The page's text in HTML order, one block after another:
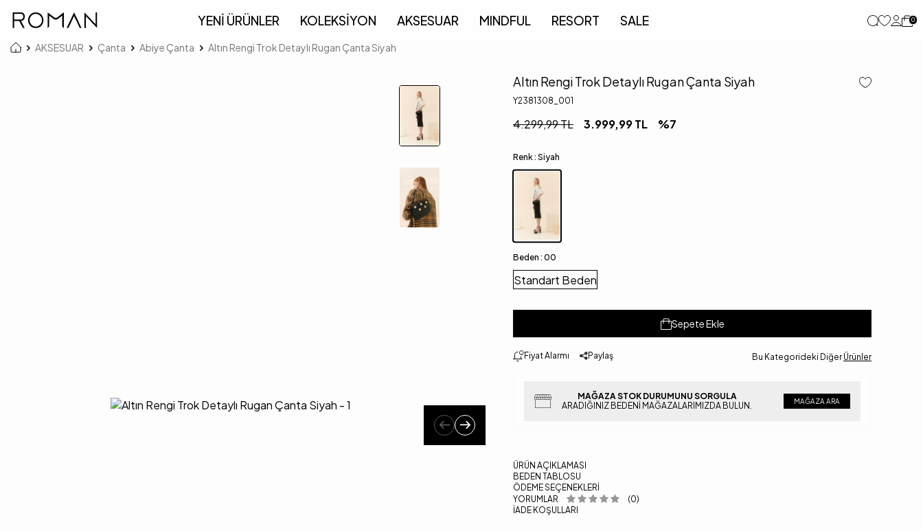
YENİ ÜRÜNLER KOLEKSİYON AKSESUAR MINDFUL RESORT SALE 0
AKSESUAR Çanta Abiye Çanta Altın Rengi Trok Detaylı Rugan Çanta Siyah
Altın Rengi Trok Detaylı Rugan Çanta Siyah
Y2381308_001
4.299,99TL 3.999,99TL %7
Renk : Siyah
Beden : 00
Standart Beden
Sepete Ekle
Fiyat Alarmı Paylaş Bu Kategorideki Diğer Ürünler
MAĞAZA STOK DURUMUNU SORGULA
ARADIĞINIZ BEDENI MAĞAZALARIMIZDA BULUN.
MAĞAZA ARA
ÜRÜN AÇIKLAMASI
BEDEN TABLOSU
ÖDEME SEÇENEKLERI
YORUMLAR
(0)
İADE KOŞULLARI